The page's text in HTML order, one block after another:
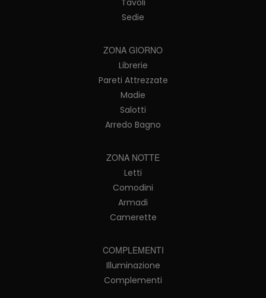
Sedie
ZONA GIORNO
Librerie
Pareti Attrezzate
Madie
Salotti
Arredo Bagno
ZONA NOTTE
Letti
Comodini
Armadi
Camerette
COMPLEMENTI
Illuminazione
Complementi